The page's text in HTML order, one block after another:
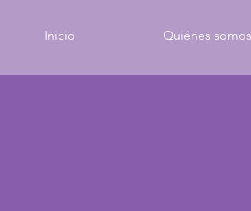
Inicio Quiénes somos